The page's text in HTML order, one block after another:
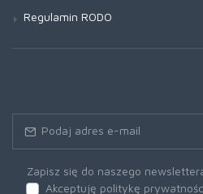
Regulamin RODO
Zapisz się do naszego
Akceptuję politykę